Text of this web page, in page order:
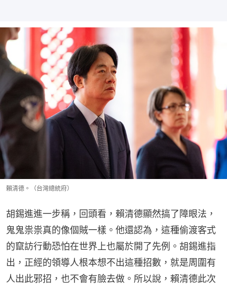
賴清德。（台灣總統府）
胡錫進進一步稱，回頭看，賴清德顯然搞了障眼法，
鬼鬼祟祟真的像個賊一樣。他還認為，這種偷渡客式
的竄訪行動恐怕在世界上也屬於開了先例。胡錫進指
出，正經的領導人根本想不出這種招數，就是周圍有
人出此邪招，也不會有臉去做。所以說，賴清德此次